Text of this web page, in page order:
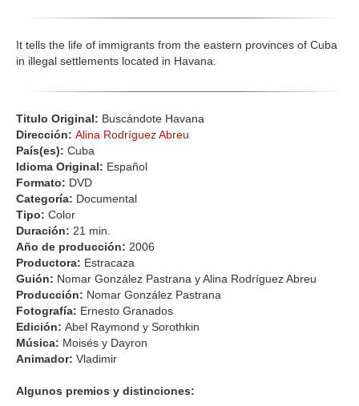
It tells the life of immigrants from the eastern provinces of Cuba
in illegal settlements located in Havana.
Titulo Original: Buscándote Havana
Dirección: Alina Rodríguez Abreu
País(es): Cuba
Idioma Original: Español
Formato: DVD
Categoría: Documental
Tipo: Color
Duración: 21 min.
Año de producción: 2006
Productora: Estracaza
Guión: Nomar González Pastrana y Alina Rodríguez Abreu
Producción: Nomar González Pastrana
Fotografía: Ernesto Granados
Edición: Abel Raymond y Sorothkin
Música: Moisés y Dayron
Animador: Vladimir
Algunos premios y distinciones: